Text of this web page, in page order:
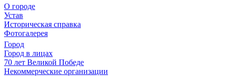
О городе
Устав
Историческая справка
Фотогалерея
Город
Город в лицах
70 лет Великой Победе
Некоммерческие организации